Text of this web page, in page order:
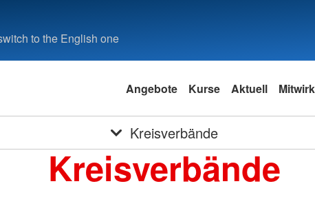
to the English one
Angebote Kurse Aktuell
Kreisverbände
Kreisverbände